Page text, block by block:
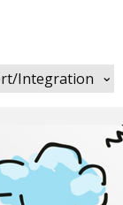
Integration